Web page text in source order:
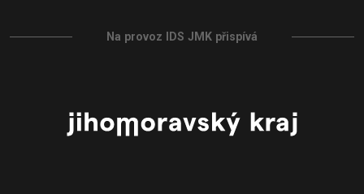
Na provoz IDS JMK přispívá